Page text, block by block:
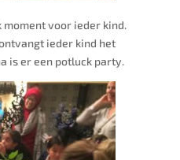
moment voor ieder kind.
ieder kind het
is er een potluck party.